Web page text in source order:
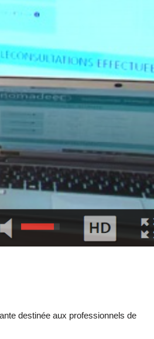
destinée aux professionnels de